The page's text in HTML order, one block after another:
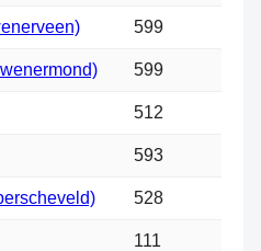
599
599
512
593
528
111